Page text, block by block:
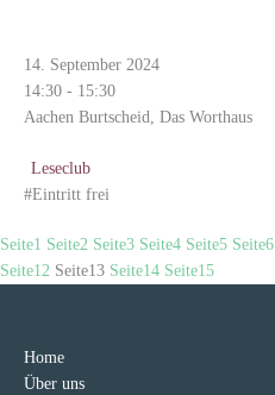
14. September 2024
14:30 - 15:30
Aachen Burtscheid, Das Worthaus
Leseclub
#Eintritt frei
Seite1 Seite2 Seite3 Seite4 Seite5 Seite6
Seite12 Seite13 Seite14 Seite15
Home
Über uns